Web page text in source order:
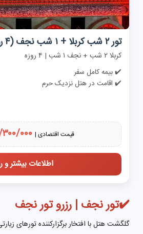
تور ۲ شب کربلا + ۱ شب نجف (۴ روزه)
کربلا ۲ شب + نجف ۱ شب | ۴ روزه
✔️ بیمه کامل سفر
✔️ اقامت در هتل نزدیک حرم
قیمت اقتصادی | ۷/۳۰۰/۰۰۰
اطلاعات بیشتر و
✔️تور نجف | رزرو تور نجف
گلگشت هتل با افتخار برگزارکننده تورهای